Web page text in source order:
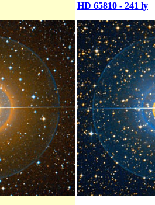
HD 65810 - 241 ly